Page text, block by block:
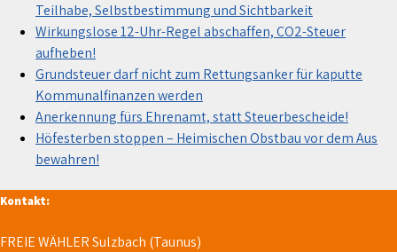
Teilhabe, Selbstbestimmung und Sichtbarkeit
Wirkungslose 12-Uhr-Regel abschaffen, CO2-Steuer
aufheben!
Grundsteuer darf nicht zum Rettungsanker für kaputte
Kommunalfinanzen werden
Anerkennung fürs Ehrenamt, statt Steuerbescheide!
Höfesterben stoppen – Heimischen Obstbau vor dem Aus
bewahren!
Kontakt:
FREIE WÄHLER Sulzbach (Taunus)